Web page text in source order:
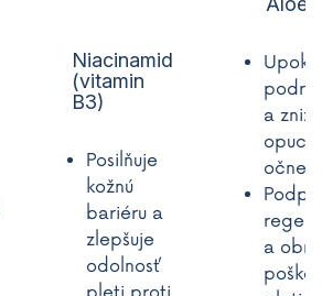
Niacinamid
(vitamin
B3)
Posilňuje
kožnú
bariéru a
zlepšuje
odolnosť
a
očnej
a